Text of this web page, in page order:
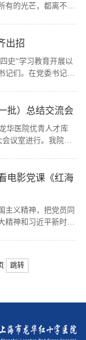
有的光芒，都离不开
出招
史”学习教育开展以
记们。在党委书记调
批）总结交流会
华医院优青人才库
会议室进行。我院党
电影党课《红海
主义精神，把党员同
精神和习近平新时代
跳转